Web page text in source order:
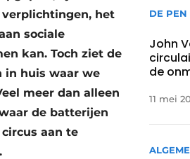
het
sociale
kan. Toch ziet de
in huis waar we
meer dan alleen
de batterijen
aan te
DE PEN
John
de
11 mei